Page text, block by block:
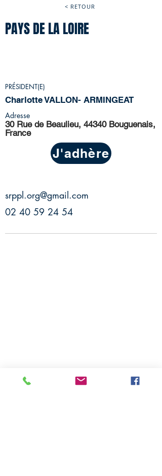
< RETOUR
PAYS DE LA LOIRE
PRÉSIDENT(E)
Charlotte VALLON- ARMINGEAT
Adresse
30 Rue de Beaulieu, 44340 Bouguenais,
France
J'adhère
srppl.org@gmail.com
02 40 59 24 54